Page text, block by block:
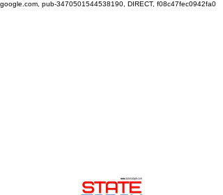
google.com, pub-3470501544538190, DIRECT, f08c47fec0942fa0